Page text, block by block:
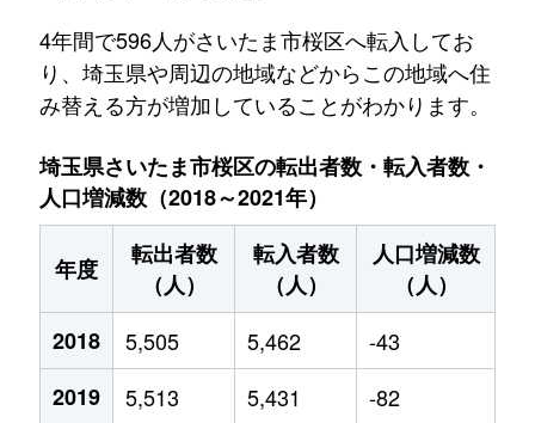
4年間で596人がさいたま市桜区へ転入してお
り、埼玉県や周辺の地域などからこの地域へ住
み替える方が増加していることがわかります。
埼玉県さいたま市桜区の転出者数・転入者数・
人口増減数（2018～2021年）
年度
転出者数
（人）
転入者数
（人）
人口増減数
（人）
2018
5,505 5,462
-43
2019
5,513 5,431
-82